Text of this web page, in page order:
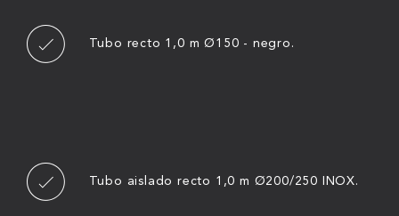
Tubo recto 1,0 m Ø150 - negro.
Tubo aislado recto 1,0 m Ø200/250 INOX.